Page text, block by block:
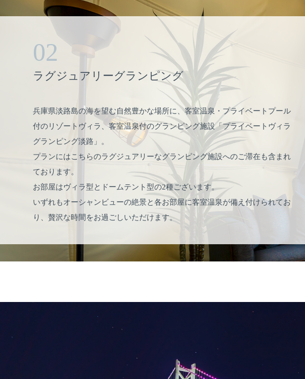
02
ラグジュアリーグランピング
兵庫県淡路島の海を望む自然豊かな場所に、客室温泉・プライベートプール
付のリゾートヴィラ、客室温泉付のグランピング施設「プライベートヴィラ
グランピング淡路」。
プランにはこちらのラグジュアリーなグランピング施設へのご滞在も含まれ
ております。
お部屋はヴィラ型とドームテント型の2種ございます。
いずれもオーシャンビューの絶景と各お部屋に客室温泉が備え付けられてお
り、贅沢な時間をお過ごしいただけます。